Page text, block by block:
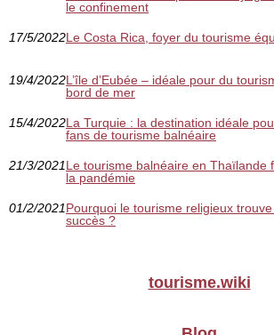
le confinement
17/5/2022Le Costa Rica, foyer du tourisme
19/4/2022L’île d’Eubée – idéale pour du
bord de mer
15/4/2022La Turquie : la destination idéale
fans de tourisme balnéaire
21/3/2021Le tourisme balnéaire en Thaïlande
la pandémie
01/2/2021Pourquoi le tourisme religieux trouve
succès ?
tourisme.wiki